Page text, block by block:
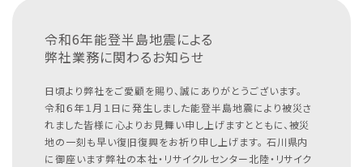
令和6年能登半島地震による
弊社業務に関わるお知らせ
日頃より弊社をご愛顧を賜り、誠にありがとうございます。
令和６年１月１日に発生しました能登半島地震により被災さ
れました皆様に心よりお見舞い申し上げますとともに、被災
地の一刻も早い復旧復興をお祈り申し上げます。 石川県内
に御座います弊社の本社・リサイクルセンター北陸・リサイク